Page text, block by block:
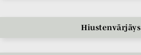
Hiustenvärjäys